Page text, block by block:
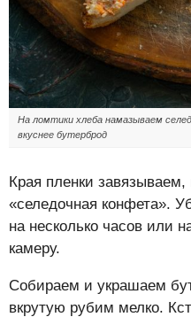
На ломтики хлеба намазываем
вкуснее бутерброд
Края пленки
«селедочная конфета».
на несколько часов или
камеру.
Собираем и украшаем
вкрутую рубим мелко.